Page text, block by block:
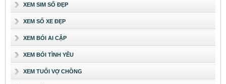
XEM SIM SỐ ĐẸP
XEM SỐ XE ĐẸP
XEM BÓI AI CẬP
XEM BÓI TÌNH YÊU
XEM TUỔI VỢ CHỒNG